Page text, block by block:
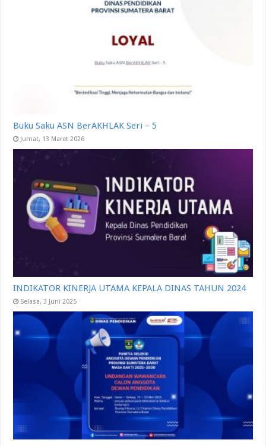
Buku Saku ASN BerAKHLAK Seri – 5
Jumat, 13 Maret 2026
INDIKATOR KINERJA UTAMA KEPALA DINAS TAHUN 2024
Selasa, 3 Juni 2025